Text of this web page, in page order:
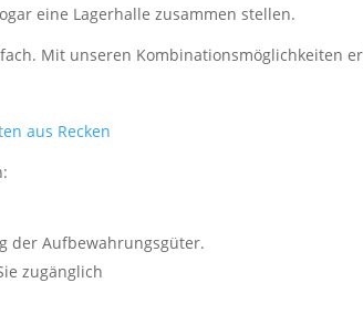
eine Lagerhalle zusammen stellen.
Mit unseren Kombinationsmöglichkeiten
aus Recken
der Aufbewahrungsgüter.
zugänglich